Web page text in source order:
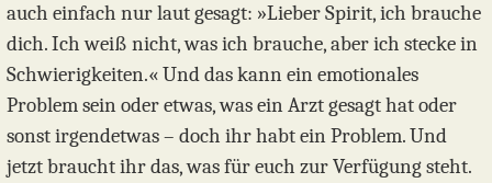
auch einfach nur laut gesagt: »Lieber Spirit, ich brauche
dich. Ich weiß nicht, was ich brauche, aber ich stecke in
Schwierigkeiten.« Und das kann ein emotionales
Problem sein oder etwas, was ein Arzt gesagt hat oder
sonst irgendetwas – doch ihr habt ein Problem. Und
jetzt braucht ihr das, was für euch zur Verfügung steht.